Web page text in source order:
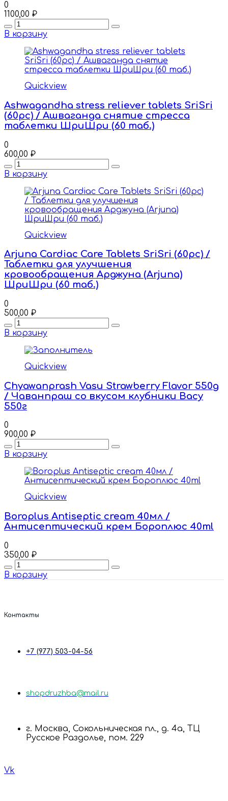
0
1100,00 ₽
Quantity
В корзину
Quickview
Ashwagandha stress reliever tablets SriSri
(60pc) / Ашваганда снятие стресса
таблетки ШриШри (60 таб.)
0
600,00 ₽
Quantity
В корзину
Quickview
Arjuna Cardiac Care Tablets SriSri (60pc) /
Таблетки для улучшения
кровообращения Арджуна (Arjuna)
ШриШри (60 таб.)
0
500,00 ₽
Quantity
В корзину
Quickview
Chyawanprash Vasu Strawberry Flavor 550g
/ Чаванпраш со вкусом клубники Васу
550г
0
900,00 ₽
Quantity
В корзину
Quickview
Boroplus Antiseptic cream 40мл /
Антисептический крем Бороплюс 40ml
0
350,00 ₽
Quantity
В корзину
Контакты
+7 (977) 503-04-56
shopdruzhba@mail.ru
г. Москва, Сокольническая пл., д. 4а, ТЦ
Русское Раздолье, пом. 229
Vk